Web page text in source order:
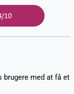
10
brugere med at få et